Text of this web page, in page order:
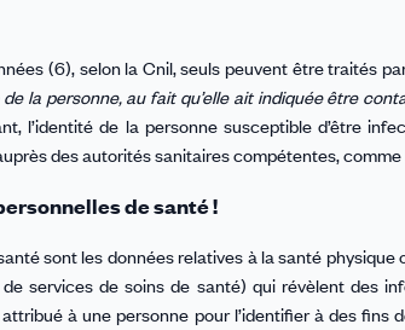
(6), selon la Cnil, seuls peuvent être traités
la personne, au fait qu’elle ait indiquée être
l’identité de la personne susceptible d’être
des autorités sanitaires compétentes,
de santé !
sont les données relatives à la santé physique
services de soins de santé) qui révèlent des
à une personne pour l’identifier à des fins